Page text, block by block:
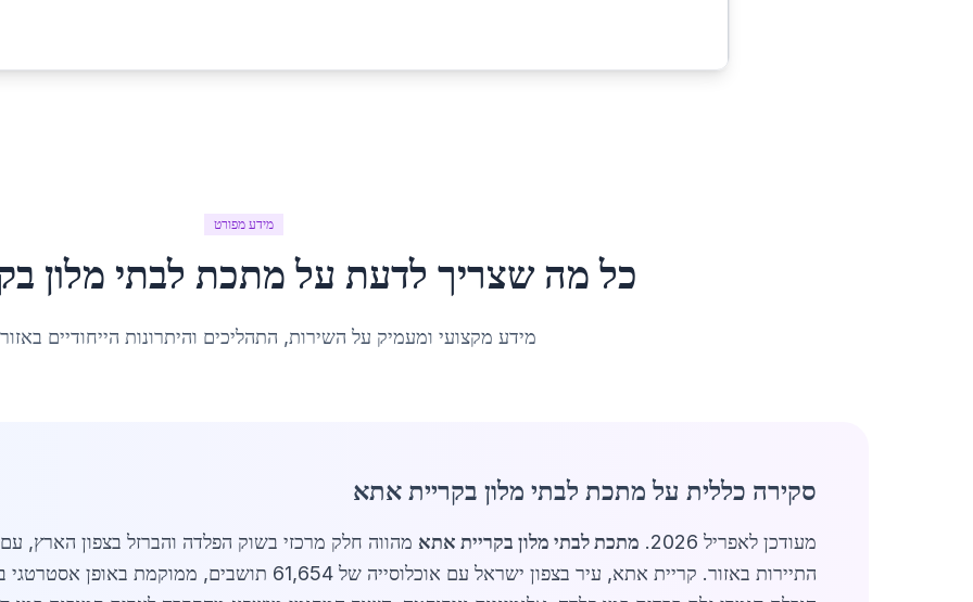
מידע מפורט
כל מה שצריך לדעת על מתכת לבתי מלון ב
מידע מקצועי ומעמיק על השירות, התהליכים והיתרונות הייחודיים
סקירה כללית על מתכת לבתי מלון בקריית אתא
מעודכן לאפריל 2026. מתכת לבתי מלון בקריית אתא מהווה חלק מרכזי בשוק הפלדה והברזל בצפון הארץ,